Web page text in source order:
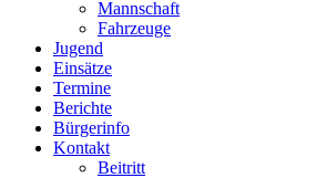
Mannschaft
Fahrzeuge
Jugend
Einsätze
Termine
Berichte
Bürgerinfo
Kontakt
Beitritt